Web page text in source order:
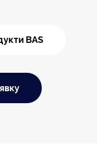
BAS